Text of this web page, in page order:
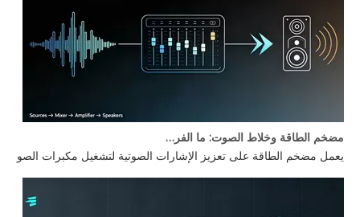
مضخم الطاقة وخلاط الصوت: ما الفرق؟
يعمل مضخم الطاقة على تعزيز الإشارات الصوتية لتشغيل مكبرات